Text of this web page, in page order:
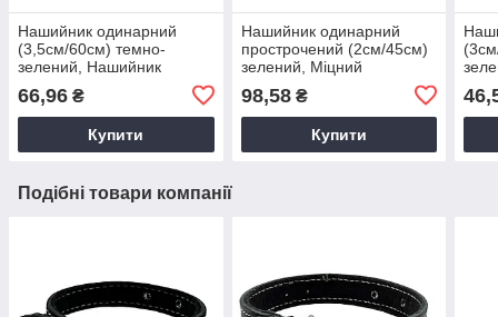
Нашийник одинарний
(3,5см/60см) темно-
зелений, Нашийник
брезентовий одинарний
3,5 см 60 см
66,96 ₴
Купити
Нашийник одинарний
прострочений (2см/45см)
зелений, Міцний
98,58₴
Купити
для
Подібні товари компанії